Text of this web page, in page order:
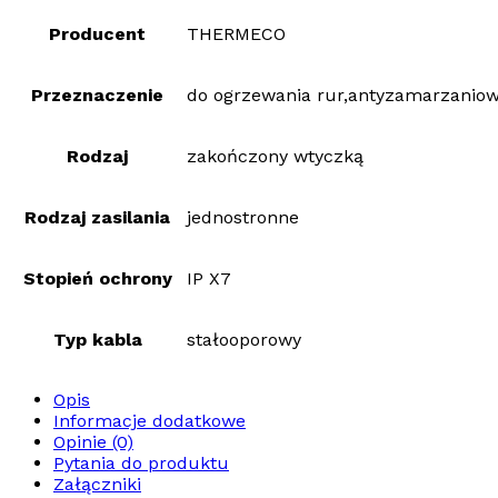
Producent THERMECO
Przeznaczenie do ogrzewania
Rodzaj zakończony wtyczką
Rodzaj zasilania jednostronne
Stopień ochrony IP X7
Typ kabla stałooporowy
Opis
Informacje dodatkowe
Opinie (0)
Pytania do produktu
Załączniki